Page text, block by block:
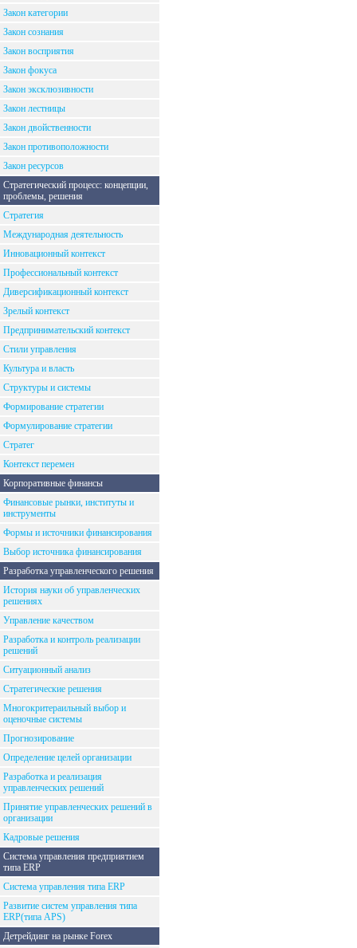
Закон категории
Закон сознания
Закон восприятия
Закон фокуса
Закон эксклюзивности
Закон лестницы
Закон двойственности
Закон противоположности
Закон ресурсов
Стратегический процесс: концепции,
проблемы, решения
Стратегия
Международная деятельность
Инновационный контекст
Профессиональный контекст
Диверсификационный контекст
Зрелый контекст
Предпринимательский контекст
Стили управления
Культура и власть
Структуры и системы
Формирование стратегии
Формулирование стратегии
Стратег
Контекст перемен
Корпоративные финансы
Финансовые рынки, институты и
инструменты
Формы и источники финансирования
Выбор источника финансирования
Разработка управленческого решения
История науки об управленческих
решениях
Управление качеством
Разработка и контроль реализации
решений
Ситуационный анализ
Стратегические решения
Многокритераильный выбор и
оценочные системы
Прогнозирование
Определение целей организации
Разработка и реализация
управленческих решений
Принятие управленческих решений в
организации
Кадровые решения
Система управления предприятием
типа ERP
Система управления типа ERP
Развитие систем управления типа
ERP(типа APS)
Детрейдинг на рынке Forex